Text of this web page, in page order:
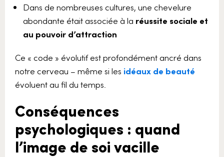
Dans de nombreuses cultures, une chevelure
abondante était associée à la réussite sociale et
au pouvoir d’attraction
Ce « code » évolutif est profondément ancré dans
notre cerveau – même si les idéaux de beauté
évoluent au fil du temps.
Conséquences
psychologiques : quand
l’image de soi vacille